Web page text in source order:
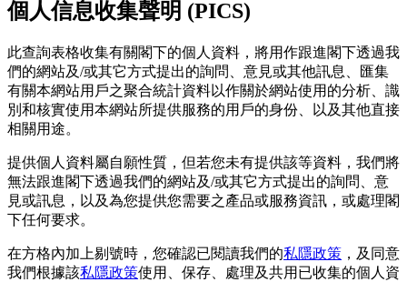
個人信息收集聲明 (PICS)
此查詢表格收集有關閣下的個人資料，將用作跟進閣下透過我
們的網站及/或其它方式提出的詢問、意見或其他訊息、匯集
有關本網站用戶之聚合統計資料以作關於網站使用的分析、識
別和核實使用本網站所提供服務的用戶的身份、以及其他直接
相關用途。
提供個人資料屬自願性質，但若您未有提供該等資料，我們將
無法跟進閣下透過我們的網站及/或其它方式提出的詢問、意
見或訊息，以及為您提供您需要之產品或服務資訊，或處理閣
下任何要求。
在方格內加上剔號時，您確認已閱讀我們的私隱政策 ，及同意
我們根據該私隱政策使用、保存、處理及共用已收集的個人資